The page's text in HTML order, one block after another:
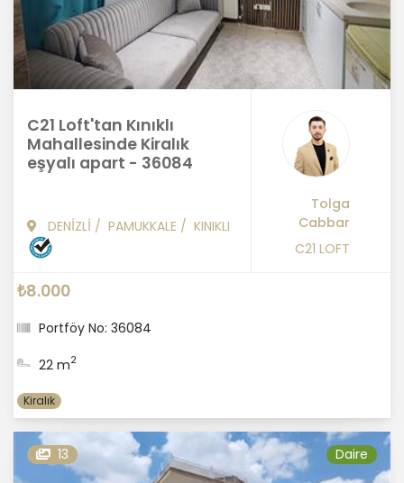
C21 Loft'tan Kınıklı
Mahallesinde Kiralık
eşyalı apart - 36084
DENİZLİ / PAMUKKALE / KINIKLI
Tolga
Cabbar
C21 LOFT
₺8.000
Portföy No: 36084
22 m2
Kiralık
13 Daire